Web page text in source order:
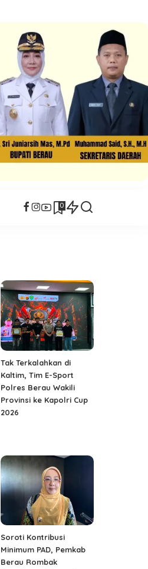
0
Tak Terkalahkan di
Kaltim, Tim E-Sport
Polres Berau Wakili
Provinsi ke Kapolri Cup
2026
Soroti Kontribusi
Minimum PAD, Pemkab
Berau Rombak